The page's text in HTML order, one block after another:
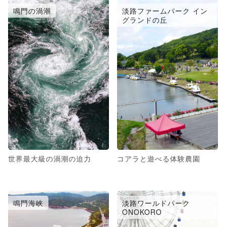
鳴門の渦潮
世界最大級の渦潮の迫力
淡路ファームパーク イン
グランドの丘
コアラと遊べる体験農園
鳴門海峡
淡路ワールドパーク
ONOKORO